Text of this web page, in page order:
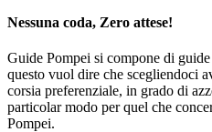
Nessuna coda, Zero attese!
Guide Pompei si compone di
questo vuol dire che scegliendoci
corsia preferenziale, in grado di
particolar modo per quel che
Pompei.